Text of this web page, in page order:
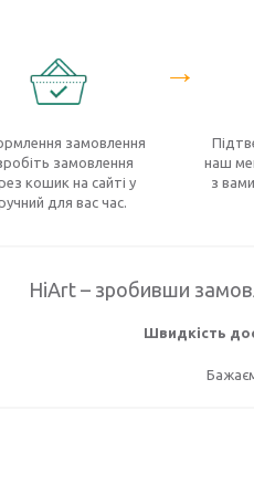
замовлення
замовлення
кошик на сайті у
для вас час.
→
наш
з
HiArt – зробивши
Швидкість